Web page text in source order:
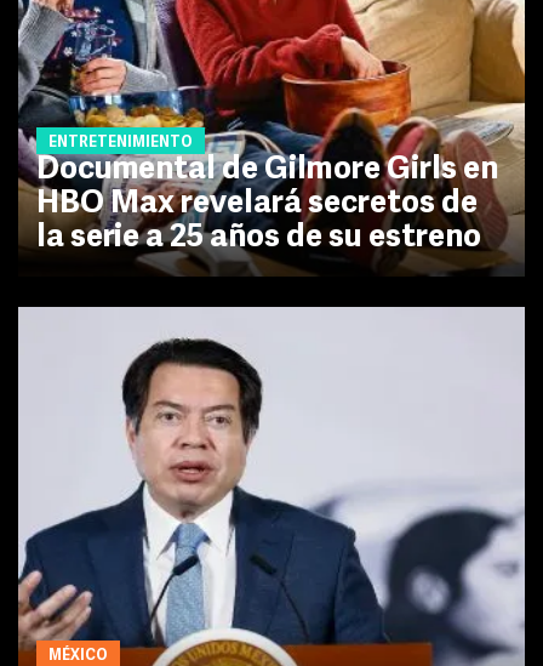
ENTRETENIMIENTO
Documental de Gilmore Girls en
HBO Max revelará secretos de
la serie a 25 años de su estreno
MÉXICO